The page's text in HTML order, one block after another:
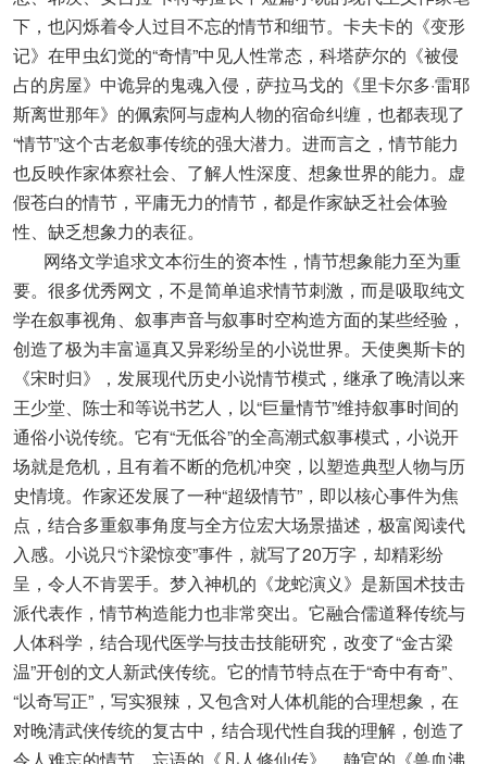
下，也闪烁着令人过目不忘的情节和细节。卡夫卡的《变形
记》在甲虫幻觉的“奇情”中见人性常态，科塔萨尔的《被侵
占的房屋》中诡异的鬼魂入侵，萨拉马戈的《里卡尔多·雷耶
斯离世那年》的佩索阿与虚构人物的宿命纠缠，也都表现了
“情节”这个古老叙事传统的强大潜力。进而言之，情节能力
也反映作家体察社会、了解人性深度、想象世界的能力。虚
假苍白的情节，平庸无力的情节，都是作家缺乏社会体验
性、缺乏想象力的表征。
网络文学追求文本衍生的资本性，情节想象能力至为重
要。很多优秀网文，不是简单追求情节刺激，而是吸取纯文
学在叙事视角、叙事声音与叙事时空构造方面的某些经验，
创造了极为丰富逼真又异彩纷呈的小说世界。天使奥斯卡的
《宋时归》，发展现代历史小说情节模式，继承了晚清以来
王少堂、陈士和等说书艺人，以“巨量情节”维持叙事时间的
通俗小说传统。它有“无低谷”的全高潮式叙事模式，小说开
场就是危机，且有着不断的危机冲突，以塑造典型人物与历
史情境。作家还发展了一种“超级情节”，即以核心事件为焦
点，结合多重叙事角度与全方位宏大场景描述，极富阅读代
入感。小说只“汴梁惊变”事件，就写了20万字，却精彩纷
呈，令人不肯罢手。梦入神机的《龙蛇演义》是新国术技击
派代表作，情节构造能力也非常突出。它融合儒道释传统与
人体科学，结合现代医学与技击技能研究，改变了“金古梁
温”开创的文人新武侠传统。它的情节特点在于“奇中有奇”、
“以奇写正”，写实狠辣，又包含对人体机能的合理想象，在
对晚清武侠传统的复古中，结合现代性自我的理解，创造了